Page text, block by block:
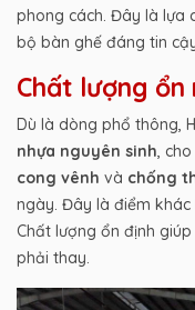
phong cách. Đây là lựa
bộ bàn ghế đáng tin
Chất lượng ổn
Dù là dòng phổ thông,
nhựa nguyên sinh ,
cong vênh và chống
ngày. Đây là điểm khác
Chất lượng ổn định
phải thay.